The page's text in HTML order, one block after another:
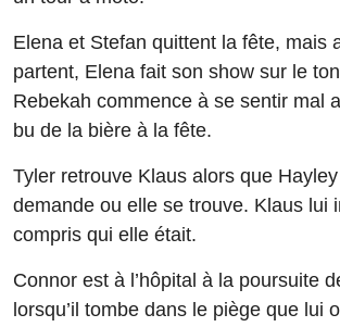
Elena et Stefan quittent la fête, mais
partent, Elena fait son show sur le
Rebekah commence à se sentir mal
bu de la bière à la fête.
Tyler retrouve Klaus alors que
demande ou elle se trouve. Klaus lui
compris qui elle était.
Connor est à l’hôpital à la poursuite
lorsqu’il tombe dans le piège que lui